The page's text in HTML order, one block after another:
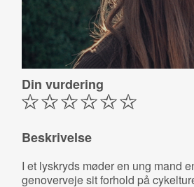
Din vurdering
Beskrivelse
I et lyskryds møder en ung mand
genoverveje sit forhold på